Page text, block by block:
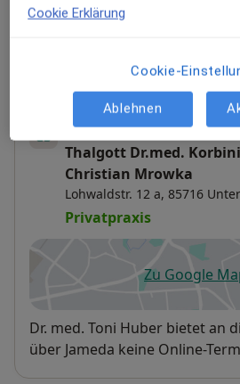
Praxen (2)
Adresse 2
Urologie
Thalgott Dr.med.
Christian Mrowka
Lohwaldstr. 12 a, 85716
Privatpraxis
Zu Google
Verfügbarkeit
Dr. med. Toni Huber bietet an
über Jameda keine Online-
Cookie Erklärung
Cookie-
Ablehnen